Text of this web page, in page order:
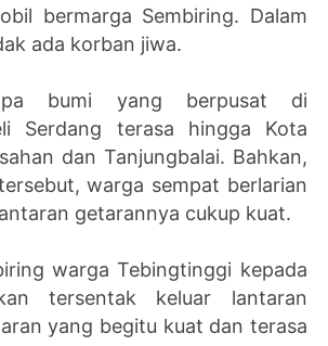
bermarga Sembiring. Dalam
ada korban jiwa.
bumi yang berpusat di
Serdang terasa hingga Kota
dan Tanjungbalai. Bahkan,
warga sempat berlarian
getarannya cukup kuat.
warga Tebingtinggi kepada
tersentak keluar lantaran
yang begitu kuat dan terasa